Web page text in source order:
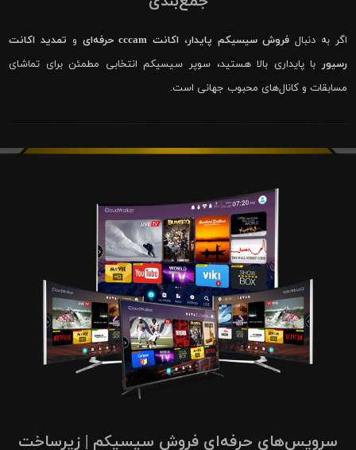
اگر به دنبال فروش سیسیکم پایدار، اکانت cccam حرفه‌ای و تمدید اکانت
رسیور با پایداری بالا هستید، سوپر سیسیکم انتخابی مطمئن برای تماشای
مسابقات و کانال‌های محبوب جهانی است.
سرویس‌های حرفه‌ای فروش سیسیکم | زیرساخت